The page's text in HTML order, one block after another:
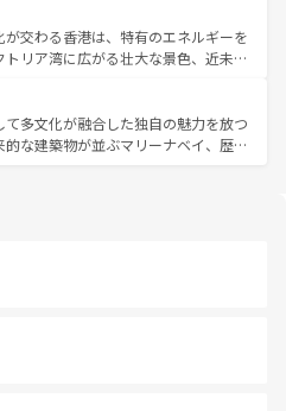
ミー、ベトナムコーヒーなどは、ぜ
。どの地域を訪れてもあたたかい人々
るので、きっと忘れられない旅にな
。北部ではチェンマイなどの山岳地
、南部ではプーケットやクラビの美し
分を楽しむことができる。タイ料理
温暖で、どの季節にも異なる楽しみ
みやすいタイの人々、仏教を中心とし
観光資源が、訪れる旅人を魅了し続
が交わる香港は、特有のエネルギーを
リア湾に広がる壮大な景色、近未来
動するはず。観光スポットが密集し
どころを回れるのも魅力。息をのむよ
体験まで、香港を存分に楽しみ尽く
て多文化が融合した独自の魅力を放つ
な建築物が並ぶマリーナベイ、歴史
の風情を楽しめる外せないスポット